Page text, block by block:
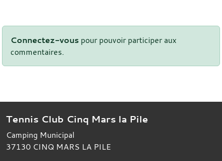
Connectez-vous pour pouvoir participer aux
commentaires.
Tennis Club Cinq Mars la Pile
Camping Municipal
37130 CINQ MARS LA PILE